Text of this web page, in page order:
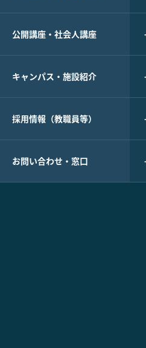
公開講座・社会人講座
キャンパス・施設紹介
採用情報（教職員等）
お問い合わせ・窓口